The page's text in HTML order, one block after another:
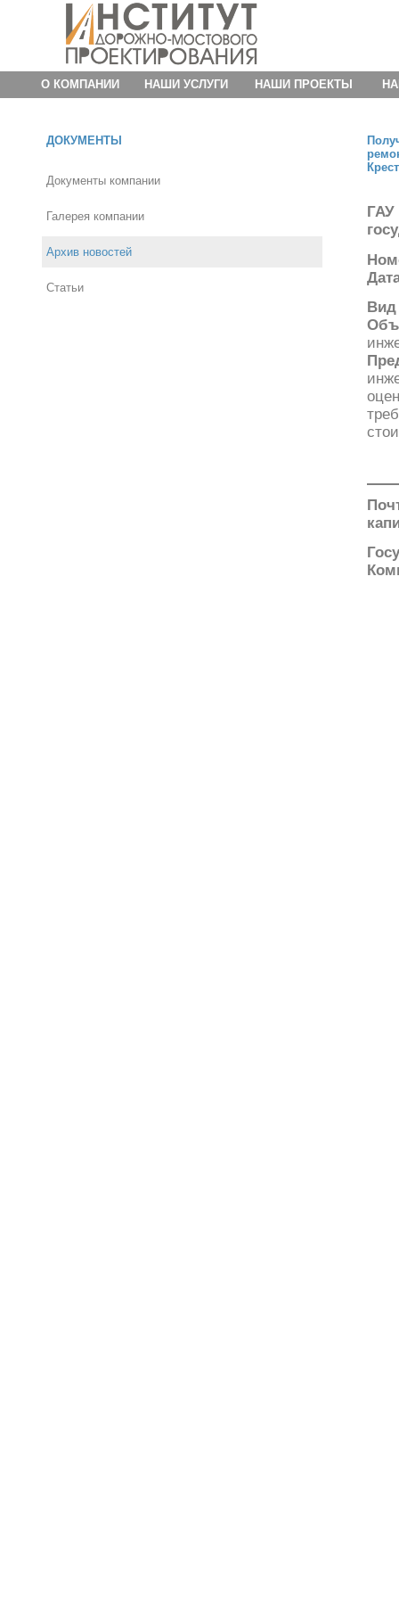
О КОМПАНИИ НАШИ УСЛУГИ НАШИ ПРОЕКТЫ
ДОКУМЕНТЫ
Документы компании
Галерея компании
Архив новостей
Статьи